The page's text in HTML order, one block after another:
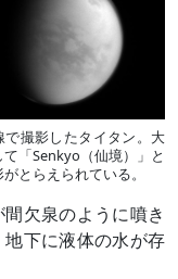
で撮影したタイタン。大
「Senkyo（仙境）」と
とらえられている。
欠泉のように噴き
下に液体の水が存